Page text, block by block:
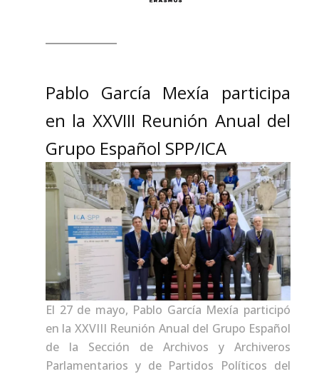
Pablo García Mexía participa
en la XXVIII Reunión Anual del
Grupo Español SPP/ICA
El 27 de mayo, Pablo García Mexía participó
en la XXVIII Reunión Anual del Grupo Español
de la Sección de Archivos y Archiveros
Parlamentarios y de Partidos Políticos del